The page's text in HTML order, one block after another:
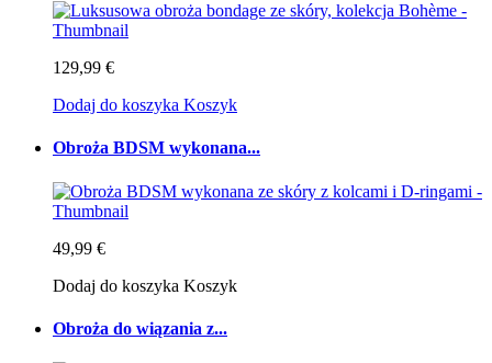
129,99 €
Dodaj do koszyka Koszyk
Obroża BDSM wykonana...
49,99 €
Dodaj do koszyka Koszyk
Obroża do wiązania z...